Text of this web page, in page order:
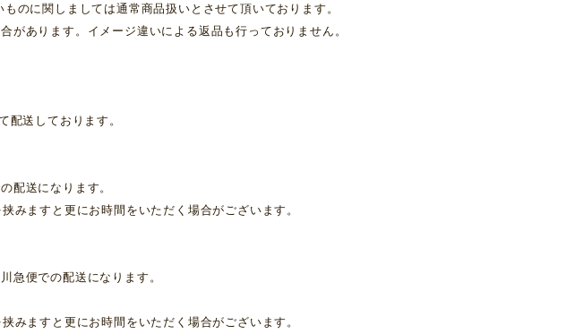
のに関しましては通常商品扱いとさせて頂いております。
があります。イメージ違いによる返品も行っておりません。
配送しております。
配送になります。
みますと更にお時間をいただく場合がございます。
急便での配送になります。
みますと更にお時間をいただく場合がございます。